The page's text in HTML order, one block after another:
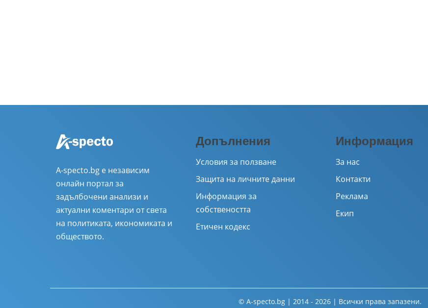
A-specto.bg е независим
онлайн портал за
задълбочени анализи и
актуални коментари от света
на политиката, икономиката и
обществото.
Допълнения
Условия за ползване
Защита на личните данни
Информация за
собствеността
Етичен кодекс
Информация
За нас
Контакти
Реклама
Екип
© A-specto.bg | 2014 - 2026 | Всички права запазени.